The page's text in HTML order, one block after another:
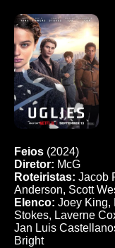
Feios (2024)
Diretor: McG
Roteiristas: Jacob
Anderson, Scott
Elenco: Joey King,
Stokes, Laverne
Jan Luis
Bright